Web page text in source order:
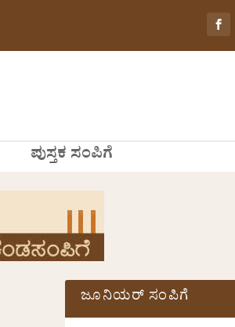
ಪುಸ್ತಕ ಸಂಪಿಗೆ
ಜೂನಿಯರ್ ಸಂಪಿಗೆ